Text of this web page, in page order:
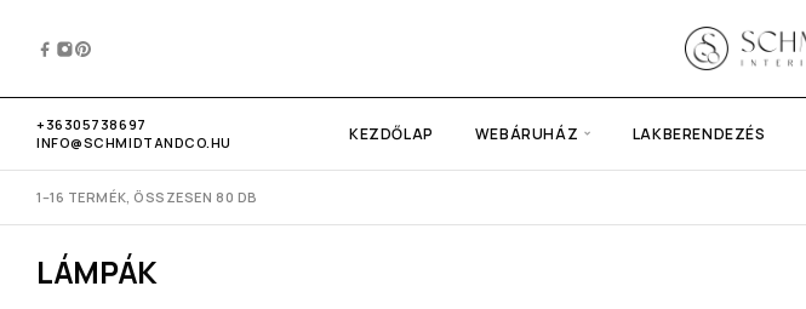
+36305738697
INFO@SCHMIDTANDCO.HU
KEZDŐLAP WEBÁRUHÁZ LAKBERENDEZÉS
1–16 TERMÉK, ÖSSZESEN 80 DB
LÁMPÁK